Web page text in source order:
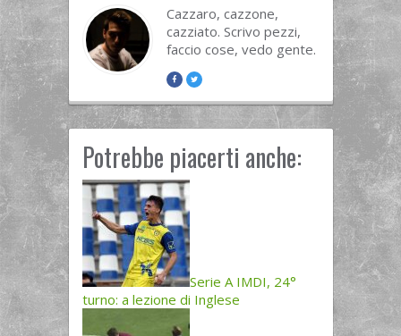
Cazzaro, cazzone,
cazziato. Scrivo pezzi,
faccio cose, vedo gente.
Potrebbe piacerti anche:
Serie A IMDI, 24°
turno: a lezione di Inglese